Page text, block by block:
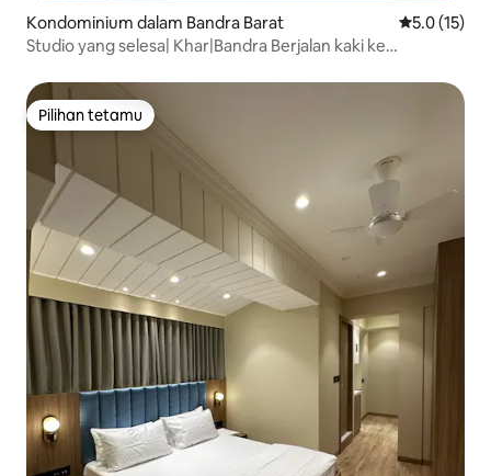
Kondominium dalam Bandra Barat Penarafan
5.0 (15)
Studio yang selesa| Khar|Bandra Berjalan kaki ke
Pilihan tetamu
Pilihan tetamu